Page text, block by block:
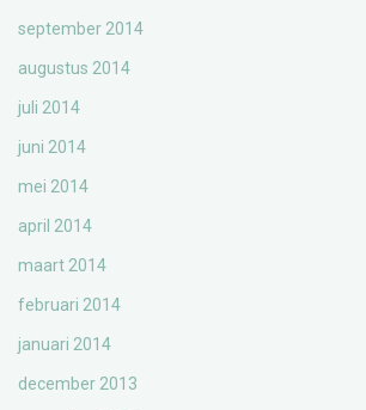
september 2014
augustus 2014
juli 2014
juni 2014
mei 2014
april 2014
maart 2014
februari 2014
januari 2014
december 2013